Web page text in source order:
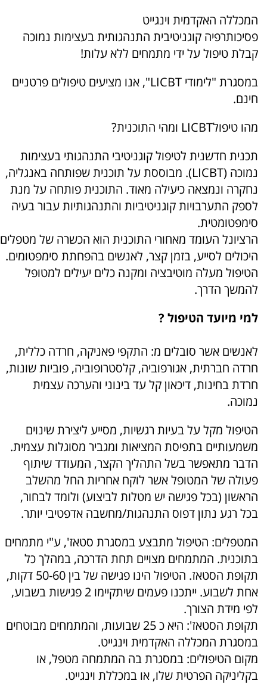
המכללה האקדמית וינגייט
פסיכותרפיה קוגניטיבית התנהגותית בעצימות נמוכה
קבלת טיפול על ידי מתמחים ללא עלות!
במסגרת "לימודי LICBT", אנו מציעים טיפולים פרטניים
חינם.
מהו טיפולLICBT ומהי התוכנית?
תכנית חדשנית לטיפול קוגניטיבי התנהגותי בעצימות
נמוכה (LICBT). מבוססת על תוכנית שפותחה באנגליה,
נחקרה ונמצאה כיעילה מאוד. התוכנית פותחה על מנת
לספק התערבויות קוגניטיביות והתנהגותיות עבור בעיה
סימפטומטית.
הרציונל העומד מאחורי התוכנית הוא הכשרה של מטפלים
היכולים לסייע, בזמן קצר, לאנשים בהפחתת סימפטומים.
הטיפול מעלה מוטיבציה ומקנה כלים יעילים למטופל
להמשך הדרך.
למי מיועד הטיפול ?
לאנשים אשר סובלים מ: התקפי פאניקה, חרדה כללית,
חרדה חברתית, אגורפוביה, קלסטרופוביה, פוביות שונות,
חרדת בחינות, דיכאון קל עד בינוני והערכה עצמית
נמוכה.
הטיפול מקל על בעיות רגשיות, מסייע ליצירת שינוים
משמעותיים בתפיסת המציאות ומגביר מסוגלות עצמית.
הדבר מתאפשר בשל התהליך הקצר, המעודד שיתוף
פעולה של המטופל אשר לוקח אחריות החל מהשלב
הראשון (בכל פגישה יש מטלות לביצוע) ולומד לבחור,
בכל רגע נתון דפוס התנהגות/מחשבה אדפטיבי יותר.
המטפלים: הטיפול מתבצע במסגרת סטאז', ע"י מתמחים
בתוכנית. המתמחים מצויים תחת הדרכה, במהלך כל
תקופת הסטאז. הטיפול הינו פגישה של בין 50-60 דקות,
אחת לשבוע. ייתכנו פעמים שיתקיימו 2 פגישות בשבוע,
לפי מידת הצורך.
תקופת הסטאז': היא כ 25 שבועות, והמתמחים מבוטחים
במסגרת המכללה האקדמית וינגייט.
מקום הטיפולים: במסגרת בה המתמחה מטפל, או
בקליניקה הפרטית שלו, או במכללת וינגייט.